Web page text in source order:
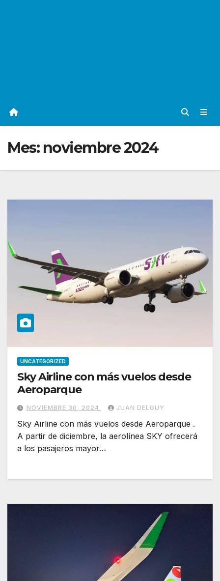
Mes: noviembre 2024
UNCATEGORIZED
Sky Airline con más vuelos desde
Aeroparque
NOVIEMBRE 30, 2024 JUAN DELGUY
Sky Airline con más vuelos desde Aeroparque .
A partir de diciembre, la aerolínea SKY ofrecerá
a los pasajeros mayor…